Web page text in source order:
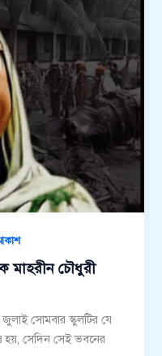
মাহরীন চৌধুরী
সোমবার স্কুলটির যে
হয়, সেদিন সেই ভবনের